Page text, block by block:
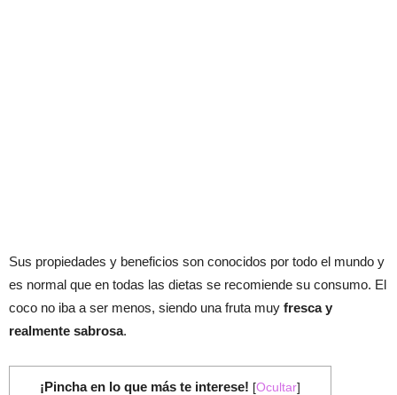
Sus propiedades y beneficios son conocidos por todo el mundo y
es normal que en todas las dietas se recomiende su consumo. El
coco no iba a ser menos, siendo una fruta muy fresca y
realmente sabrosa.
¡Pincha en lo que más te interese! [Ocultar]